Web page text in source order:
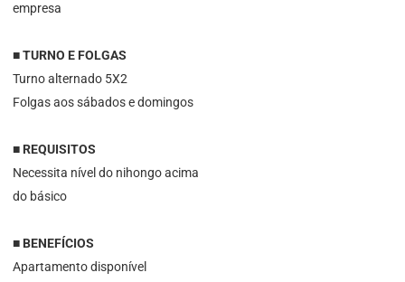
empresa
■ TURNO E FOLGAS
Turno alternado 5X2
Folgas aos sábados e domingos
■ REQUISITOS
Necessita nível do nihongo acima
do básico
■ BENEFÍCIOS
Apartamento disponível